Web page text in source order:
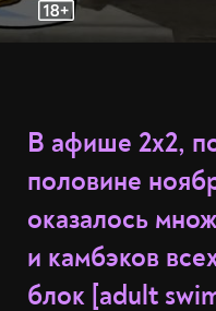
В афише 2x2,
половине
оказалось
и камбэков
блок [adult